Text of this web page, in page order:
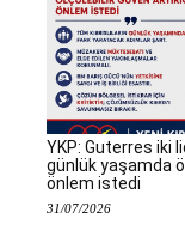
YKP: Guterres iki
günlük yaşamda
önlem istedi
31/07/2026